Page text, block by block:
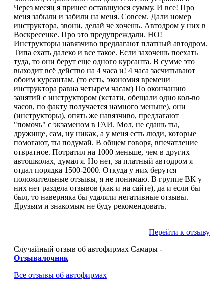
Через месяц я принес оставшуюся сумму. И все! Про
меня забыли и забили на меня. Совсем. Дали номер
инструктора, звони, делай че хочешь. Автодром у них в
Воскресенке. Про это предупреждали. НО!
Инструкторы навязчиво предлагают платный автодром.
Типа ехать далеко и все такое. Если захочешь поехать
туда, то они берут еще одного курсанта. В сумме это
выходит всё действо на 4 часа и! 4 часа засчитывают
обоим курсантам. (то есть, экономия времени
инструктора равна четырем часам) По окончанию
занятий с инструктором (кстати, обещали одно кол-во
часов, по факту получается намного меньше), они
(инструкторы), опять же навязчиво, предлагают
"помочь" с экзаменом в ГАИ. Мол, не сдашь ты,
дружище, сам, ну никак, а у меня есть люди, которые
помогают, ты подумай. В общем говоря, впечатление
отвратное. Потратил на 1000 меньше, чем в других
автошколах, думал я. Но нет, за платный автодром я
отдал порядка 1500-2000. Откуда у них берутся
положительные отзывы, я не понимаю. В группе ВК у
них нет раздела отзывов (как и на сайте), да и если бы
был, то наверняка бы удаляли негативные отзывы.
Друзьям и знакомым не буду рекомендовать.
Перейти к отзыву
Случайный отзыв об автофирмах Самары -
Отзывалочник
Все отзывы об автофирмах